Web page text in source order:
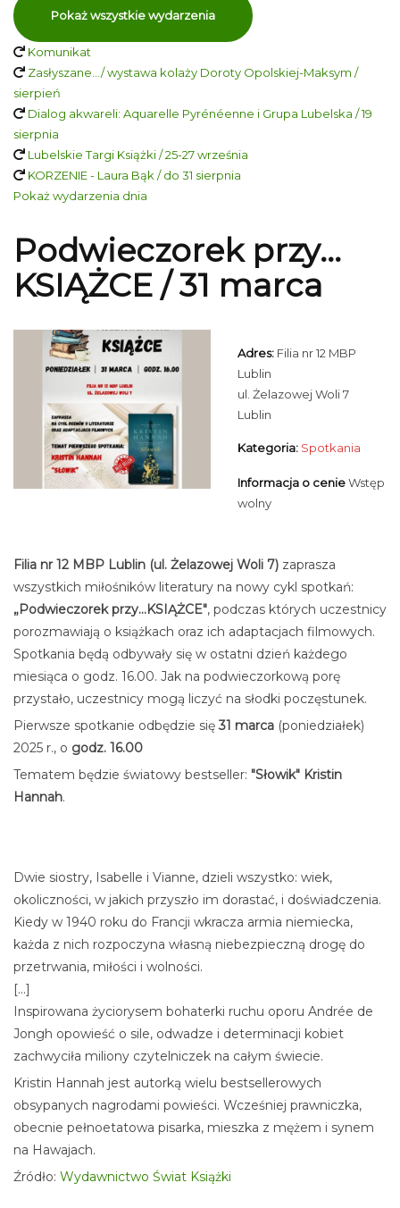
Pokaż wszystkie wydarzenia
Komunikat
Zasłyszane…/ wystawa kolaży Doroty Opolskiej-Maksym /
sierpień
Dialog akwareli: Aquarelle Pyrénéenne i Grupa Lubelska / 19
sierpnia
Lubelskie Targi Książki / 25-27 września
KORZENIE - Laura Bąk / do 31 sierpnia
Pokaż wydarzenia dnia
Podwieczorek przy...
KSIĄŻCE / 31 marca
Adres: Filia nr 12 MBP
Lublin
ul. Żelazowej Woli 7
Lublin
Kategoria: Spotkania
Informacja o cenieWstęp
wolny
Filia nr 12 MBP Lublin (ul. Żelazowej Woli 7) zaprasza
wszystkich miłośników literatury na nowy cykl spotkań:
„Podwieczorek przy...KSIĄŻCE", podczas których uczestnicy
porozmawiają o książkach oraz ich adaptacjach filmowych.
Spotkania będą odbywały się w ostatni dzień każdego
miesiąca o godz. 16.00. Jak na podwieczorkową porę
przystało, uczestnicy mogą liczyć na słodki poczęstunek.
Pierwsze spotkanie odbędzie się31 marca (poniedziałek)
2025 r., o godz. 16.00
Tematem będzie światowy bestseller: "Słowik" Kristin
Hannah.
Dwie siostry, Isabelle i Vianne, dzieli wszystko: wiek,
okoliczności, w jakich przyszło im dorastać, i doświadczenia.
Kiedy w 1940 roku do Francji wkracza armia niemiecka,
każda z nich rozpoczyna własną niebezpieczną drogę do
przetrwania, miłości i wolności.
[...]
Inspirowana życiorysem bohaterki ruchu oporu Andrée de
Jongh opowieść o sile, odwadze i determinacji kobiet
zachwyciła miliony czytelniczek na całym świecie.
Kristin Hannah jest autorką wielu bestsellerowych
obsypanych nagrodami powieści. Wcześniej prawniczka,
obecnie pełnoetatowa pisarka, mieszka z mężem i synem
na Hawajach.
Źródło: Wydawnictwo Świat Książki